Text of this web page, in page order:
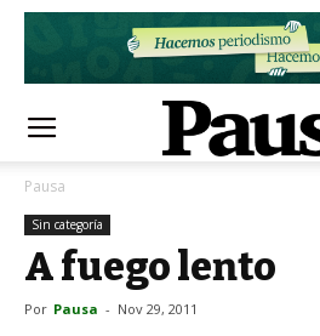
Pausa
Sin categoría
A fuego lento
Por Pausa - Nov 29, 2011